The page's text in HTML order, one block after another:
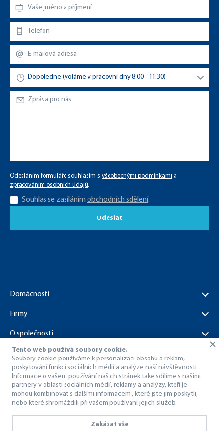
Odesláním formuláře souhlasím s všeobecnými podmínkami a
zpracováním osobních údajů.
Souhlas se zasíláním obchodních sdělení.
Odeslat
Domácnosti
Firmy
O společnosti
Dokumenty ke stažení
© 1998 – 2026 Dragon Internet a.s..
Všechna práva vyhrazena.
Ochrana osobních údajů
Tento web používá soubory cookie.
Soubory cookie používáme k personalizaci obsahu a reklam,
poskytování funkcí sociálních médií a analýze naší návštěvnosti.
Informace o vašem používání našich stránek také sdílíme s našimi
partnery v oblasti sociálních médií, reklamy a analýzy, kteří je
mohou kombinovat s dalšími informacemi, které jste jim poskytli,
nebo které shromáždili při vašem používání jejich služeb.
Zakázat vše